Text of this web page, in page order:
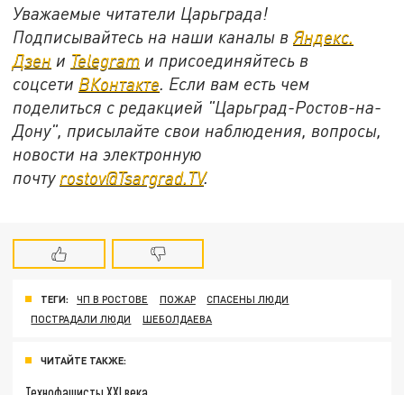
Уважаемые читатели Царьграда!
Подписывайтесь на наши каналы вЯндекс.
Дзен и Telegram и присоединяйтесь в
соцсети ВКонтакте. Если вам есть чем
поделиться с редакцией "Царьград-Ростов-на-
Дону", присылайте свои наблюдения, вопросы,
новости на электронную
почту rostov@Tsargrad.ТV.
ТЕГИ: ЧП В РОСТОВЕ ПОЖАР
СПАСЕНЫ ЛЮДИ
ПОСТРАДАЛИ ЛЮДИ
ШЕБОЛДАЕВА
ЧИТАЙТЕ ТАКЖЕ:
Технофашисты XXI века